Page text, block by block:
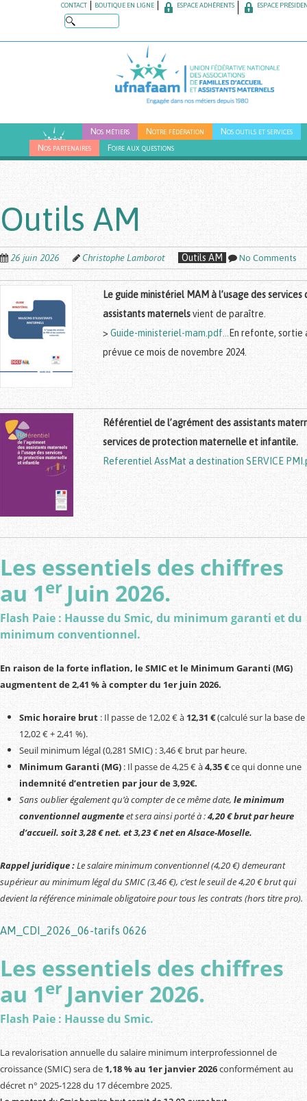
content
CONTACT BOUTIQUE EN LIGNE ESPACE ADHÉRENTS ESPACE
Nos métiers Notre fédération
Nos outils et services
Nos partenaires
Foire aux questions
Outils AM
26 juin 2026 Christophe Lamborot Outils AM No Comments
Le guide ministériel MAM à l’usage des services
assistants maternelsvient de paraître.
>Guide-ministeriel-mam.pdf…
En refonte, sortie
prévue ce mois de novembre 2024.
Référentiel de l’agrément des assistants
services de protection maternelle et infantile.
Referentiel AssMat a destination SERVICE
Les essentiels des chiffres
au 1er Juin 2026.
Flash Paie : Hausse du Smic, du minimum garanti et du
minimum conventionnel.
En raison de la forte inflation, le SMIC et le Minimum Garanti (MG)
augmentent de 2,41 % à compter du 1er juin 2026.
Smic horaire brut : Il passe de 12,02 € à12,31 €(calculé sur la base de
12,02 € + 2,41 %).
Seuil minimum légal (0,281 SMIC) : 3,46 € brut par heure.
Minimum Garanti (MG) : Il passe de 4,25 € à4,35 €ce qui donne une
indemnité d’entretien par jourde3,92€.
Sans oublier égalementqu’à compter de ce même date, leminimum
conventionnelaugmenteetseraainsiporté à :4,20 € brut par heure
d’accueil. soit 3,28 € net. et 3,23 € net en Alsace-Moselle.
Rappel juridique :Le salaire minimum conventionnel (4,20 €) demeurant
supérieur au minimum légal du SMIC (3,46 €), c’est le seuil de 4,20 € brut qui
devient la référence minimale obligatoire pour tous les contrats (hors titre pro).
AM_CDI_2026_06-tarifs 0626
Les essentiels des chiffres
au 1er Janvier 2026.
Flash Paie : Hausse du Smic.
La revalorisation annuelle du salaire minimum interprofessionnel de
croissance (SMIC) sera de 1,18 % au 1er janvier 2026conformément au
décret n° 2025-1228 du 17 décembre 2025.